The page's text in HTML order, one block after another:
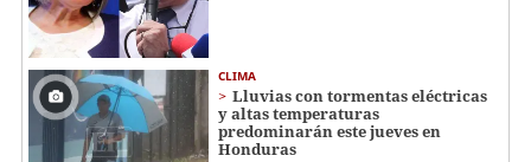
CLIMA
Lluvias con tormentas eléctricas
y altas temperaturas
predominarán este jueves en
Honduras